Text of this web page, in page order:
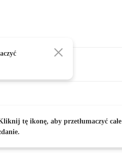
tę ikonę, aby przetłumaczyć całe